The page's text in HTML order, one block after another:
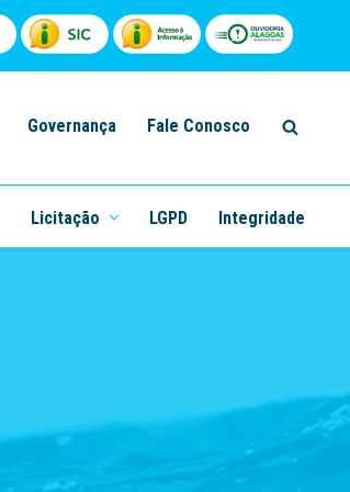
Governança Fale Conosco
Licitação LGPD Integridade